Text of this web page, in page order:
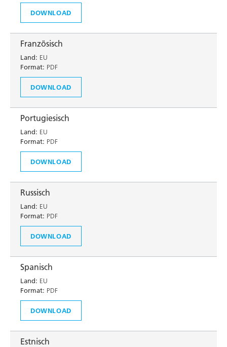
DOWNLOAD
Französisch
Land: EU
Format: PDF
DOWNLOAD
Portugiesisch
Land: EU
Format: PDF
DOWNLOAD
Russisch
Land: EU
Format: PDF
DOWNLOAD
Spanisch
Land: EU
Format: PDF
DOWNLOAD
Estnisch